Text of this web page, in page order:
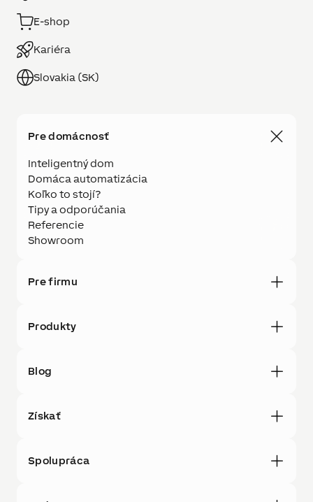
E-shop
Kariéra
Slovakia (SK)
Pre domácnosť
Inteligentný dom
Domáca automatizácia
Koľko to stojí?
Tipy a odporúčania
Referencie
Showroom
Pre firmu
Produkty
Blog
Získať
Spolupráca